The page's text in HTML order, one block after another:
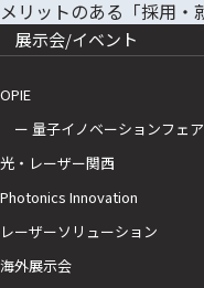
展示会/イベント
OPIE
ー 量子イノベーションフェア
光・レーザー関西
Photonics Innovation
レーザーソリューション
海外展示会